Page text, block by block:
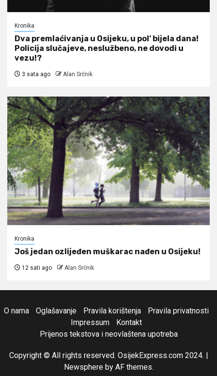
Kronika
Dva premlaćivanja u Osijeku, u pol’ bijela dana!
Policija slučajeve, neslužbeno, ne dovodi u
vezu!?
3 sata ago Alan Srčnik
Kronika
Još jedan ozlijeđen muškarac nađen u Osijeku!
12 sati ago Alan Srčnik
O nama Oglašavanje Pravila korištenja
Pravila privatnosti
Impressum
Kontakt
Prijenos tekstova i neovlaštena upotreba
Copyright © All rights reserved. OsijekExpress.com 2024.
Newsphereby AF themes.